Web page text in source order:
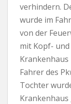
verhindern.
wurde im
von der
mit Kopf-
Fahrer des
Tochter